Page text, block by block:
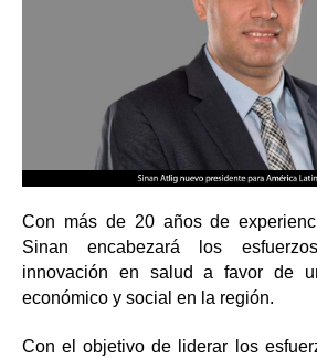
Con más de 20 años de
Sinan encabezará los
innovación en salud a favor de
económico y social en la región.
Con el objetivo de liderar los